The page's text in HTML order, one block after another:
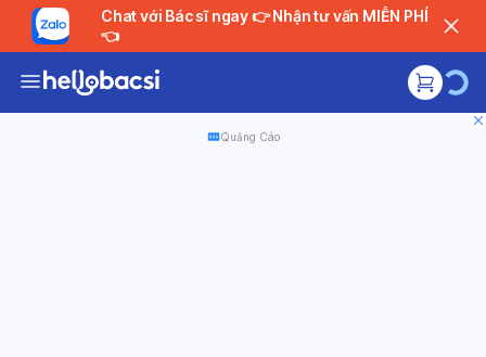
Chat với Bác sĩ ngay 👉 Nhận tư vấn MIỄN PHÍ
👈
Quảng Cáo